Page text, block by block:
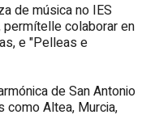
de música no IES
permítelle colaborar en
e "Pelleas e
de San Antonio
como Altea, Murcia,